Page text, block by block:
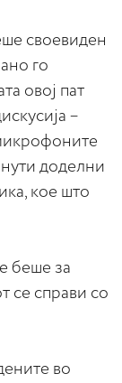
своевиден
го
овој пат
–
доделни
кое што
беше за
се справи со
во